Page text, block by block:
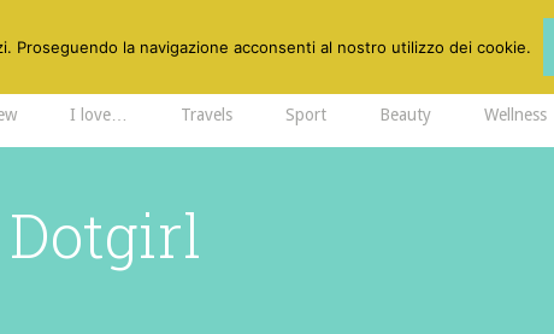
I love… Travels Sport Beauty Wellness
Dotgirl
Proseguendo la navigazione acconsenti al nostro utilizzo dei cookie.